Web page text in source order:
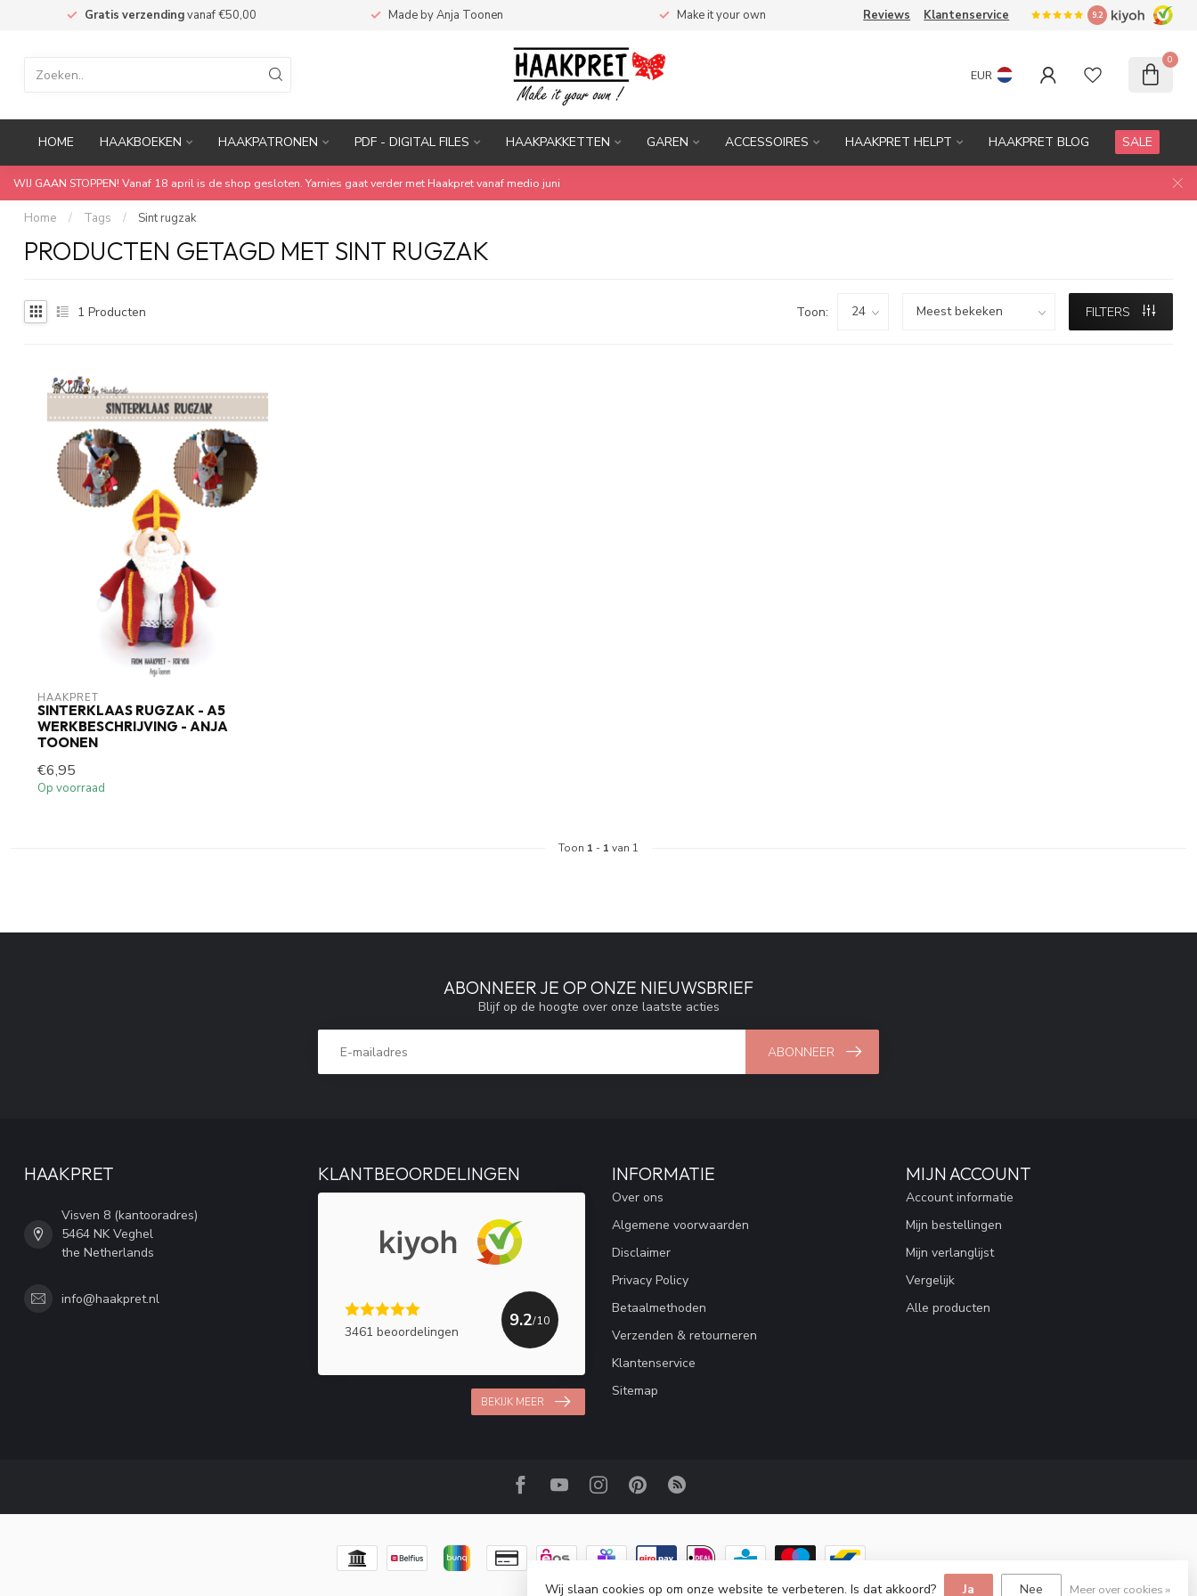
Gratis verzendingvanaf €50,00 Made by Anja Toonen Make it your own Reviews Klantenservice 9.2
EUR
0
HOME HAAKBOEKEN HAAKPATRONEN PDF - DIGITAL FILES HAAKPAKKETTEN GAREN ACCESSOIRES HAAKPRET HELPT HAAKPRET BLOG SALE
WIJ GAAN STOPPEN! Vanaf 18 april is de shop gesloten. Yarnies gaat verder met Haakpret vanaf medio juni
Home / Tags / Sint rugzak
PRODUCTEN GETAGD MET SINT RUGZAK
1 Producten Toon: FILTERS
HAAKPRET
SINTERKLAAS RUGZAK - A5
WERKBESCHRIJVING - ANJA
TOONEN
€6,95
Op voorraad
Toon 1 - 1 van 1
ABONNEER JE OP ONZE NIEUWSBRIEF
Blijf op de hoogte over onze laatste acties
ABONNEER
HAAKPRET
Visven 8 (kantooradres)
5464 NK Veghel
the Netherlands
info@haakpret.nl
KLANTBEOORDELINGEN
3461 beoordelingen
9.2/10
BEKIJK MEER
INFORMATIE
Over ons
Algemene voorwaarden
Disclaimer
Privacy Policy
Betaalmethoden
Verzenden & retourneren
Klantenservice
Sitemap
MIJN ACCOUNT
Account informatie
Mijn bestellingen
Mijn verlanglijst
Vergelijk
Alle producten
Wij slaan cookies op om onze website te verbeteren. Is dat akkoord? Ja Nee Meer over cookies »